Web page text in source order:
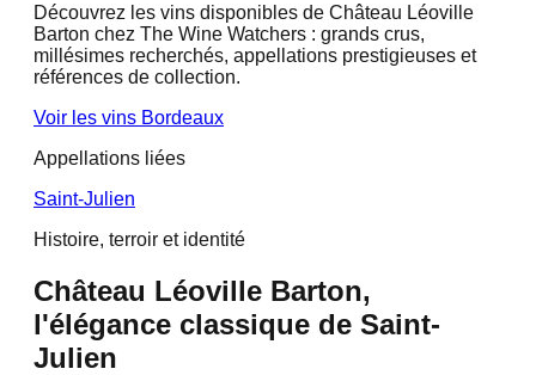
Découvrez les vins disponibles de Château Léoville
Barton chez The Wine Watchers : grands crus,
millésimes recherchés, appellations prestigieuses et
références de collection.
Voir les vins Bordeaux
Appellations liées
Saint-Julien
Histoire, terroir et identité
Château Léoville Barton,
l'élégance classique de Saint-
Julien